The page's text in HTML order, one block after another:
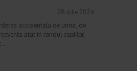
28 iulie 2026
accidentala de urina, de
atat in randul copiilor,